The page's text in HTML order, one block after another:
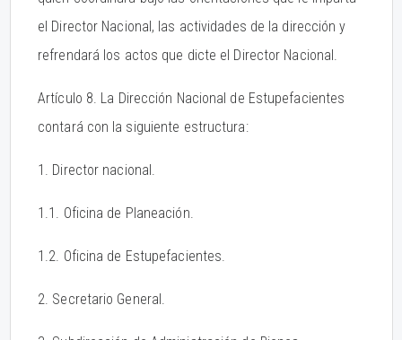
el Director Nacional, las actividades de la dirección y
refrendará los actos que dicte el Director Nacional.
Artículo 8. La Dirección Nacional de Estupefacientes
contará con la siguiente estructura:
1. Director nacional.
1.1. Oficina de Planeación.
1.2. Oficina de Estupefacientes.
2. Secretario General.